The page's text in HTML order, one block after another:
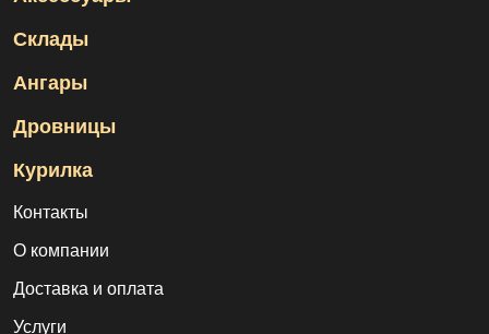
Склады
Ангары
Дровницы
Курилка
Контакты
О компании
Доставка и оплата
Услуги